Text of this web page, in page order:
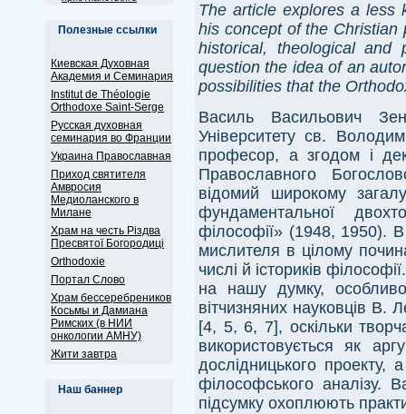
Полезные ссылки
Киевская Духовная
Академия и Семинария
Institut de Théologie
Orthodoxe Saint-Serge
Русская духовная
семинария во Франции
Украина Православная
Приход святителя
Амвросия
Медиоланского в
Милане
Храм на честь Різдва
Пресвятої Богородиці
Оrthodoxie
Портал Слово
Храм бессеребреников
Косьмы и Дамиана
Римских (в НИИ
онкологии АМНУ)
Жити завтра
Наш баннер
The article explores a less
his concept of the Christian
historical, theological and
question the idea of an
possibilities that the
Василь Васильович
Університету св.
професор, а згодом і
Православного
відомий широкому
фундаментальної
філософії» (1948, 1950). В
мислителя в цілому
числі й істориків
на нашу думку,
вітчизняних науковців В.
[4, 5, 6, 7], оскільки
використовується як
дослідницького проекту,
філософського аналізу.
підсумку охоплюють